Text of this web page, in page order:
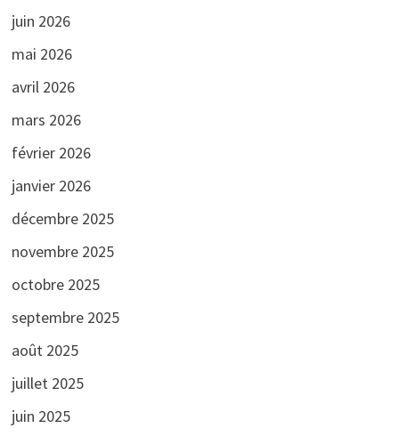
juin 2026
mai 2026
avril 2026
mars 2026
février 2026
janvier 2026
décembre 2025
novembre 2025
octobre 2025
septembre 2025
août 2025
juillet 2025
juin 2025